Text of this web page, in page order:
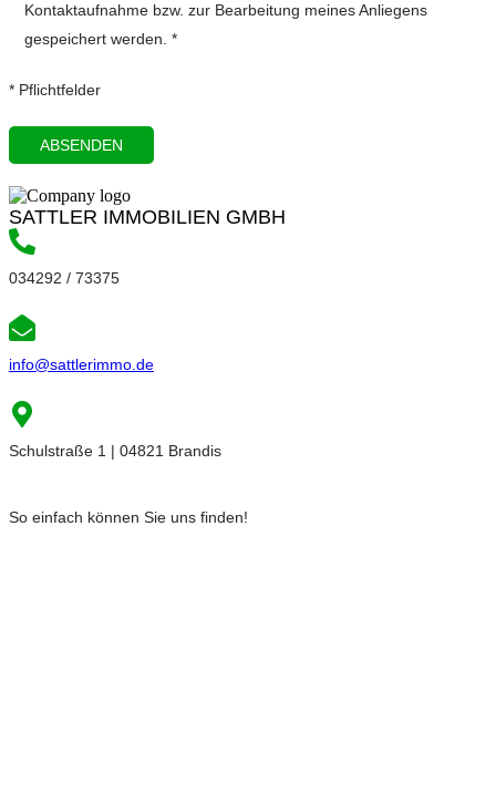
Kontaktaufnahme bzw. zur Bearbeitung meines Anliegens
gespeichert werden. *
* Pflichtfelder
SATTLER IMMOBILIEN GMBH
034292 / 73375
info@sattlerimmo.de
Schulstraße 1 | 04821 Brandis
So einfach können Sie uns finden!